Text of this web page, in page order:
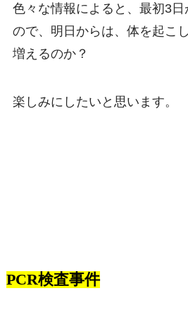
色々な情報によると、最初3
ので、明日からは、体を起こ
増えるのか？
楽しみにしたいと思います。
PCR検査事件